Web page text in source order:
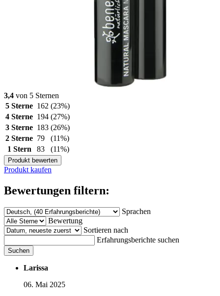
3,4 von 5 Sternen
5 Sterne 162 (23%)
4 Sterne 194 (27%)
3 Sterne 183 (26%)
2 Sterne 79
(11%)
1 Stern
83 (11%)
Produkt bewerten
Produkt kaufen
Bewertungen filtern:
Sprachen
Bewertung
Sortieren nach
Erfahrungsberichte suchen
Suchen
Larissa
06. Mai 2025